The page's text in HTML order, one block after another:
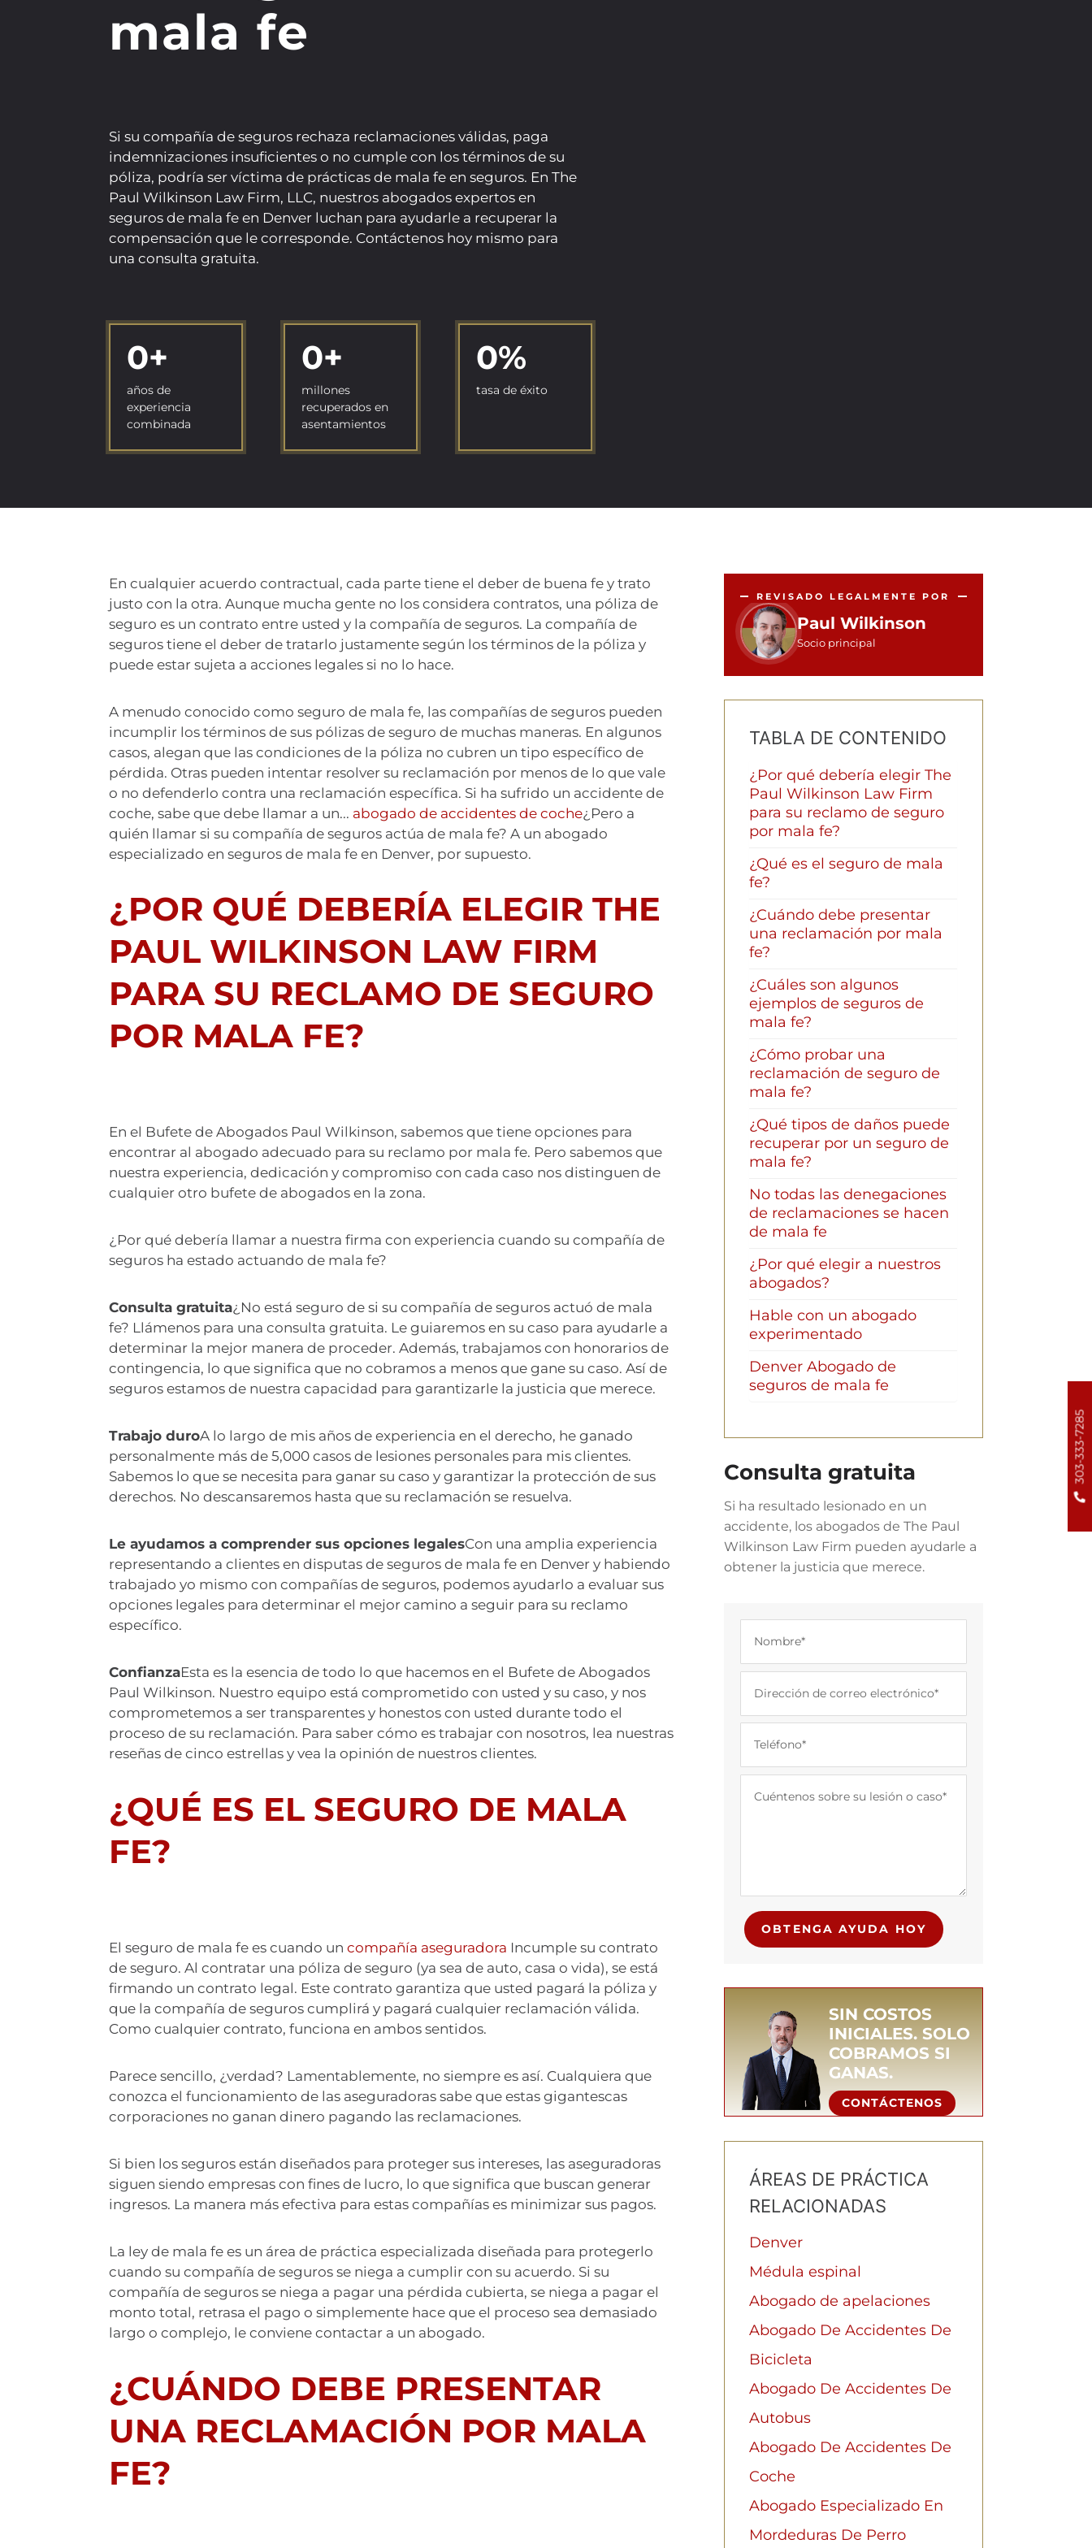
mala fe
Si su compañía de seguros rechaza reclamaciones válidas, paga
indemnizaciones insuficientes o no cumple con los términos de su
póliza, podría ser víctima de prácticas de mala fe en seguros. En The
Paul Wilkinson Law Firm, LLC, nuestros abogados expertos en
seguros de mala fe en Denver luchan para ayudarle a recuperar la
compensación que le corresponde. Contáctenos hoy mismo para
una consulta gratuita.
0+
años de
experiencia
combinada
0+
millones
recuperados en
asentamientos
0%
tasa de éxito
En cualquier acuerdo contractual, cada parte tiene el deber de buena fe y trato
justo con la otra. Aunque mucha gente no los considera contratos, una póliza de
seguro es un contrato entre usted y la compañía de seguros. La compañía de
seguros tiene el deber de tratarlo justamente según los términos de la póliza y
puede estar sujeta a acciones legales si no lo hace.
A menudo conocido como seguro de mala fe, las compañías de seguros pueden
incumplir los términos de sus pólizas de seguro de muchas maneras. En algunos
casos, alegan que las condiciones de la póliza no cubren un tipo específico de
pérdida. Otras pueden intentar resolver su reclamación por menos de lo que vale
o no defenderlo contra una reclamación específica. Si ha sufrido un accidente de
coche, sabe que debe llamar a un... abogado de accidentes de coche¿Pero a
quién llamar si su compañía de seguros actúa de mala fe? A un abogado
especializado en seguros de mala fe en Denver, por supuesto.
¿POR QUÉ DEBERÍA ELEGIR THE
PAUL WILKINSON LAW FIRM
PARA SU RECLAMO DE SEGURO
POR MALA FE?
En el Bufete de Abogados Paul Wilkinson, sabemos que tiene opciones para
encontrar al abogado adecuado para su reclamo por mala fe. Pero sabemos que
nuestra experiencia, dedicación y compromiso con cada caso nos distinguen de
cualquier otro bufete de abogados en la zona.
¿Por qué debería llamar a nuestra firma con experiencia cuando su compañía de
seguros ha estado actuando de mala fe?
Consulta gratuita¿No está seguro de si su compañía de seguros actuó de mala
fe? Llámenos para una consulta gratuita. Le guiaremos en su caso para ayudarle a
determinar la mejor manera de proceder. Además, trabajamos con honorarios de
contingencia, lo que significa que no cobramos a menos que gane su caso. Así de
seguros estamos de nuestra capacidad para garantizarle la justicia que merece.
Trabajo duroA lo largo de mis años de experiencia en el derecho, he ganado
personalmente más de 5,000 casos de lesiones personales para mis clientes.
Sabemos lo que se necesita para ganar su caso y garantizar la protección de sus
derechos. No descansaremos hasta que su reclamación se resuelva.
Le ayudamos a comprender sus opciones legalesCon una amplia experiencia
representando a clientes en disputas de seguros de mala fe en Denver y habiendo
trabajado yo mismo con compañías de seguros, podemos ayudarlo a evaluar sus
opciones legales para determinar el mejor camino a seguir para su reclamo
específico.
ConfianzaEsta es la esencia de todo lo que hacemos en el Bufete de Abogados
Paul Wilkinson. Nuestro equipo está comprometido con usted y su caso, y nos
comprometemos a ser transparentes y honestos con usted durante todo el
proceso de su reclamación. Para saber cómo es trabajar con nosotros, lea nuestras
reseñas de cinco estrellas y vea la opinión de nuestros clientes.
¿QUÉ ES EL SEGURO DE MALA
FE?
El seguro de mala fe es cuando uncompañía aseguradora Incumple su contrato
de seguro. Al contratar una póliza de seguro (ya sea de auto, casa o vida), se está
firmando un contrato legal. Este contrato garantiza que usted pagará la póliza y
que la compañía de seguros cumplirá y pagará cualquier reclamación válida.
Como cualquier contrato, funciona en ambos sentidos.
Parece sencillo, ¿verdad? Lamentablemente, no siempre es así. Cualquiera que
conozca el funcionamiento de las aseguradoras sabe que estas gigantescas
corporaciones no ganan dinero pagando las reclamaciones.
Si bien los seguros están diseñados para proteger sus intereses, las aseguradoras
siguen siendo empresas con fines de lucro, lo que significa que buscan generar
ingresos. La manera más efectiva para estas compañías es minimizar sus pagos.
La ley de mala fe es un área de práctica especializada diseñada para protegerlo
cuando su compañía de seguros se niega a cumplir con su acuerdo. Si su
compañía de seguros se niega a pagar una pérdida cubierta, se niega a pagar el
monto total, retrasa el pago o simplemente hace que el proceso sea demasiado
largo o complejo, le conviene contactar a un abogado.
¿CUÁNDO DEBE PRESENTAR
UNA RECLAMACIÓN POR MALA
FE?
REVISADO LEGALMENTE POR
Paul Wilkinson
Socio principal
TABLA DE CONTENIDO
¿Por qué debería elegir The
Paul Wilkinson Law Firm
para su reclamo de seguro
por mala fe?
¿Qué es el seguro de mala
fe?
¿Cuándo debe presentar
una reclamación por mala
fe?
¿Cuáles son algunos
ejemplos de seguros de
mala fe?
¿Cómo probar una
reclamación de seguro de
mala fe?
¿Qué tipos de daños puede
recuperar por un seguro de
mala fe?
No todas las denegaciones
de reclamaciones se hacen
de mala fe
¿Por qué elegir a nuestros
abogados?
Hable con un abogado
experimentado
Denver Abogado de
seguros de mala fe
Consulta gratuita
Si ha resultado lesionado en un
accidente, los abogados de The Paul
Wilkinson Law Firm pueden ayudarle a
obtener la justicia que merece.
OBTENGA AYUDA HOY
SIN COSTOS
INICIALES. SOLO
COBRAMOS SI
GANAS.
CONTÁCTENOS
ÁREAS DE PRÁCTICA
RELACIONADAS
Denver
Médula espinal
Abogado de apelaciones
Abogado De Accidentes De
Bicicleta
Abogado De Accidentes De
Autobus
Abogado De Accidentes De
Coche
Abogado Especializado En
Mordeduras De Perro
303-333-7285